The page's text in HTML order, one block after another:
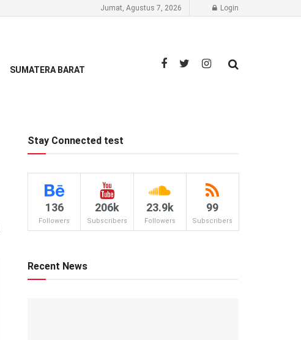
Jumat, Agustus 7, 2026 Login
SUMATERA BARAT
Stay Connected test
136
Followers
206k
Subscribers
23.9k
Followers
99
Subscribers
Recent News